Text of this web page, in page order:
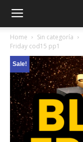
Home Sin categoría
Friday cod15 pp1
Sale!